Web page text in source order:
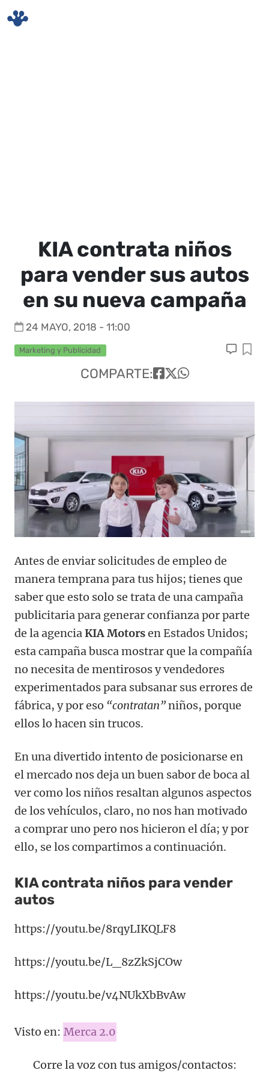
KIA contrata niños
para vender sus autos
en su nueva campaña
24 MAYO, 2018 - 11:00
Marketing y Publicidad
COMPARTE:
Antes de enviar solicitudes de empleo de
manera temprana para tus hijos; tienes que
saber que esto solo se trata de una campaña
publicitaria para generar confianza por parte
de la agenciaKIA Motorsen Estados Unidos;
esta campaña busca mostrar que la compañía
no necesita de mentirosos y vendedores
experimentados para subsanar sus errores de
fábrica, y por eso “contratan”niños, porque
ellos lo hacen sin trucos.
En una divertido intento de posicionarse en
el mercado nos deja un buen sabor de boca al
ver como los niños resaltan algunos aspectos
de los vehículos, claro, no nos han motivado
a comprar uno pero nos hicieron el día; y por
ello, se los compartimos a continuación.
KIA contrata niños para vender
autos
https://youtu.be/8rqyLIKQLF8
https://youtu.be/L_8zZkSjCOw
https://youtu.be/v4NUkXbBvAw
Visto en: Merca 2.0
Corre la voz con tus amigos/contactos: